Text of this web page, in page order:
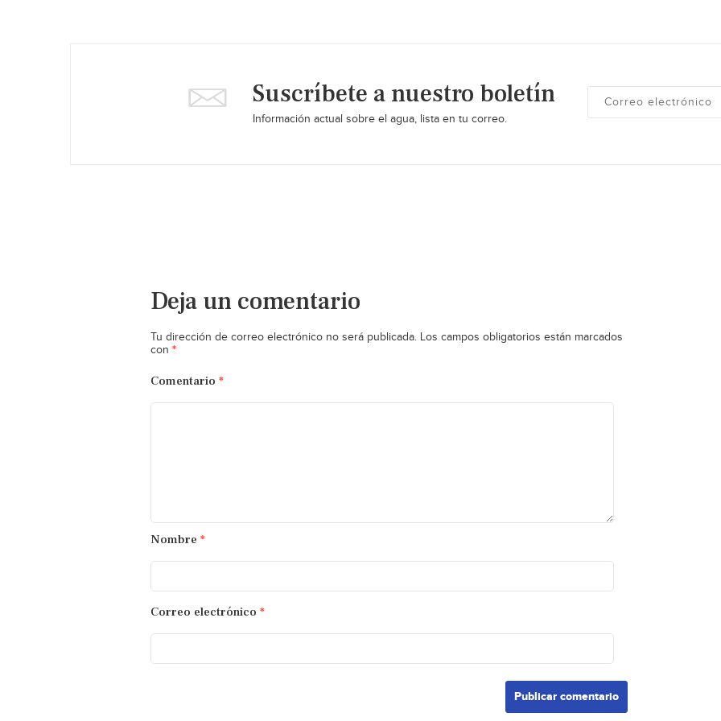
Suscríbete a nuestro boletín
Información actual sobre el agua, lista en tu correo.
Deja un comentario
Tu dirección de correo electrónico no será publicada. Los campos obligatorios están marcados
con *
Comentario *
Nombre *
Correo electrónico *